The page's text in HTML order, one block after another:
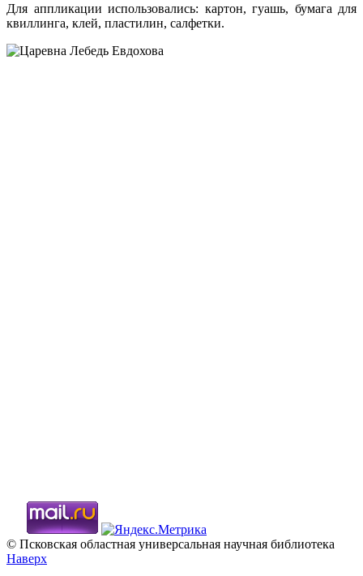
Для аппликации использовались: картон, гуашь, бумага для
квиллинга, клей, пластилин, салфетки.
© Псковская областная универсальная научная библиотека
Наверх